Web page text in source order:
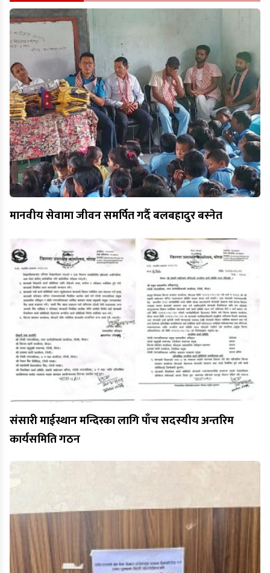
मानवीय सेवामा जीवन समर्पित गर्दै बलबहादुर बस्नेत
संसारी माईस्थान मन्दिरका लागि पाँच सदस्यीय अन्तरिम
कार्यसमिति गठन